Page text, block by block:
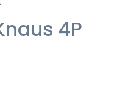
4P